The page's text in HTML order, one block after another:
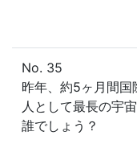
No. 35
昨年、約5ヶ月間国
人として最長の宇
誰でしょう？